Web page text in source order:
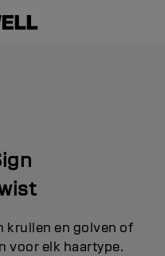
krullen en golven of
voor elk haartype.